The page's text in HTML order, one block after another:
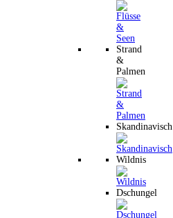
Strand
&
Palmen
Skandinavisch
Wildnis
Dschungel